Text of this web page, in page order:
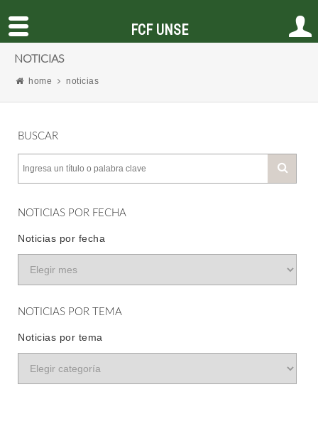
NOTICIAS
home noticias
BUSCAR
NOTICIAS POR FECHA
Noticias por fecha
NOTICIAS POR TEMA
Noticias por tema
FCF UNSE